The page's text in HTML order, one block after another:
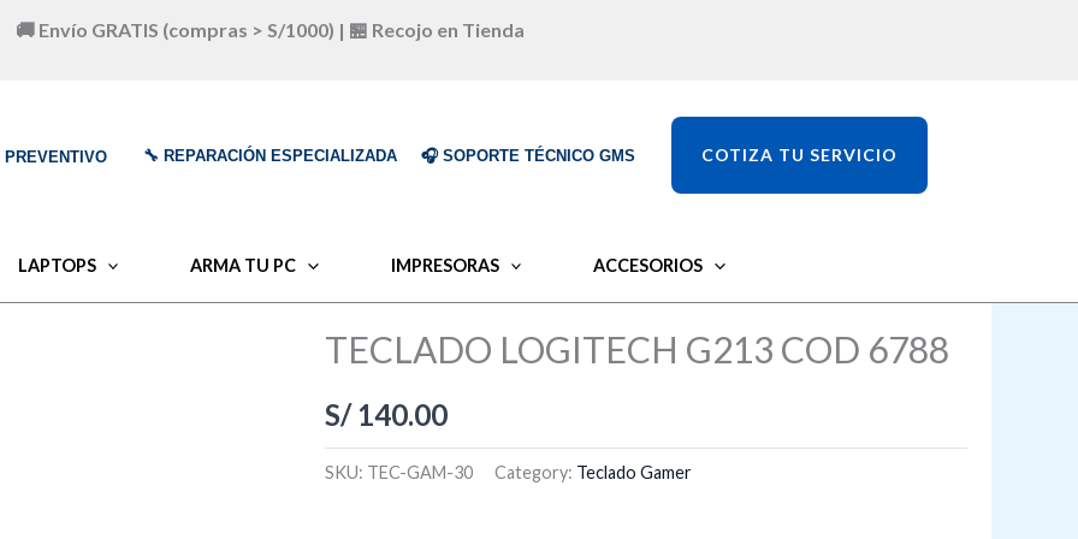
🚚 Envío GRATIS (compras > S/1000) | 🏪 Recojo en Tienda
🔧 REPARACIÓN ESPECIALIZADA 🎧 SOPORTE TÉCNICO GMS COTIZA TU SERVICIO
LAPTOPS ARMA TU PC IMPRESORAS ACCESORIOS
TECLADO LOGITECH G213 COD 6788
S/140.00
SKU: TEC-GAM-30 Category: Teclado Gamer